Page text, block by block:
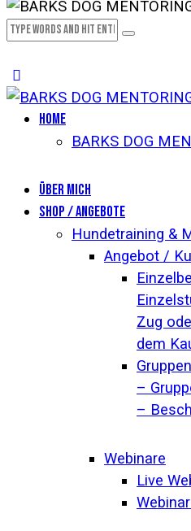
Home
BARKS DOG
Über mich
Shop / Angebote
Hundetraining &
Angebot /
Zug
dem
–
–
Webinare
Live